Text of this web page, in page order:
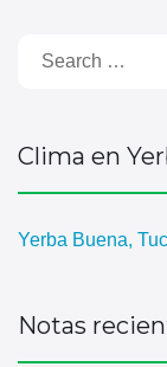
Clima en
Yerba Buena,
Notas